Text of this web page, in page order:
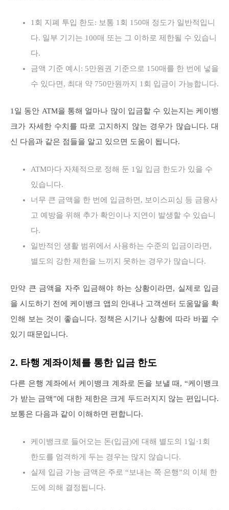
1회 지폐 투입 한도: 보통 1회 150매 정도가 일반적입니
다. 일부 기기는 100매 또는 그 이하로 제한될 수 있습니
다.
금액 기준 예시: 5만원권 기준으로 150매를 한 번에 넣을
수 있다면, 최대 약 750만원까지 1회 입금이 가능합니다.
1일 동안 ATM을 통해 얼마나 많이 입금할 수 있는지는 케이뱅
크가 자세한 수치를 따로 고지하지 않는 경우가 많습니다. 대
신 다음과 같은 점들을 알고 있으면 도움이 됩니다.
ATM마다 자체적으로 정해 둔 1일 입금 한도가 있을 수
있습니다.
너무 큰 금액을 한 번에 입금하면, 보이스피싱 등 금융사
고 예방을 위해 추가 확인이나 지연이 발생할 수 있습니
다.
일반적인 생활 범위에서 사용하는 수준의 입금이라면,
별도의 강한 제한을 느끼지 못하는 경우가 많습니다.
만약 큰 금액을 자주 입금해야 하는 상황이라면, 실제로 입금
을 시도하기 전에 케이뱅크 앱의 안내나 고객센터 도움말을 확
인해 보는 것이 좋습니다. 정책은 시기나 상황에 따라 바뀔 수
있기 때문입니다.
2. 타행 계좌이체를 통한 입금 한도
다른 은행 계좌에서 케이뱅크 계좌로 돈을 보낼 때, “케이뱅크
가 받는 금액”에 대한 제한은 크게 두드러지지 않는 편입니다.
보통은 다음과 같이 이해하면 편합니다.
케이뱅크로 들어오는 돈(입금)에 대해 별도의 1일·1회
한도를 엄격하게 두는 경우는 많지 않습니다.
실제 입금 가능 금액은 주로 “보내는 쪽 은행”의 이체 한
도에 의해 결정됩니다.